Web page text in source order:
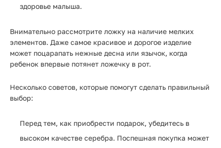
здоровье малыша.
Внимательно рассмотрите ложку на наличие мелких
элементов. Даже самое красивое и дорогое изделие
может поцарапать нежные десна или язычок, когда
ребенок впервые потянет ложечку в рот.
Несколько советов, которые помогут сделать правильный
выбор:
Перед тем, как приобрести подарок, убедитесь в
высоком качестве серебра. Поспешная покупка может